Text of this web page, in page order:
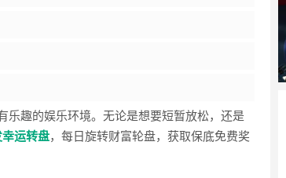
乐趣的娱乐环境。无论是想要短暂放松，还是
运转盘，每日旋转财富轮盘，获取保底免费奖